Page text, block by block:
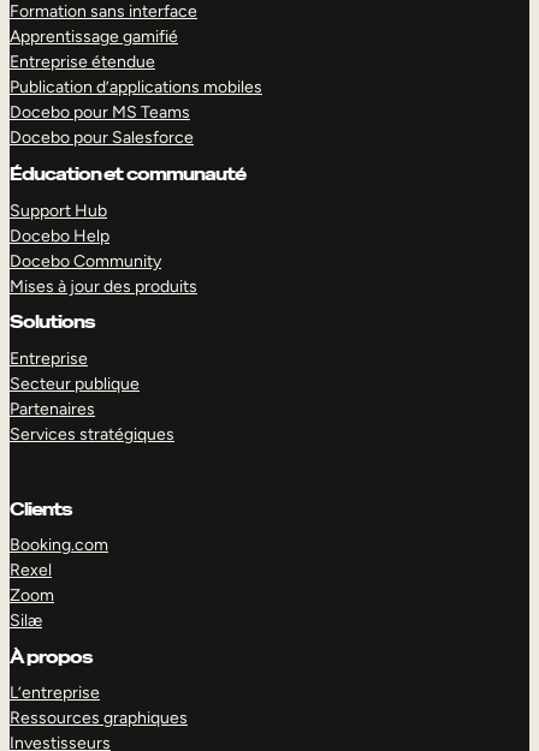
Formation sans interface
Apprentissage gamifié
Entreprise étendue
Publication d’applications mobiles
Docebo pour MS Teams
Docebo pour Salesforce
Éducation et communauté
Support Hub
Docebo Help
Docebo Community
Mises à jour des produits
Solutions
Entreprise
Secteur publique
Partenaires
Services stratégiques
Clients
Booking.com
Rexel
Zoom
Silæ
À propos
L’entreprise
Ressources graphiques
Investisseurs